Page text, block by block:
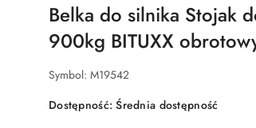
Belka do silnika Stojak
900kg BITUXX
Symbol: M19542
Dostępność:Średnia dostępność